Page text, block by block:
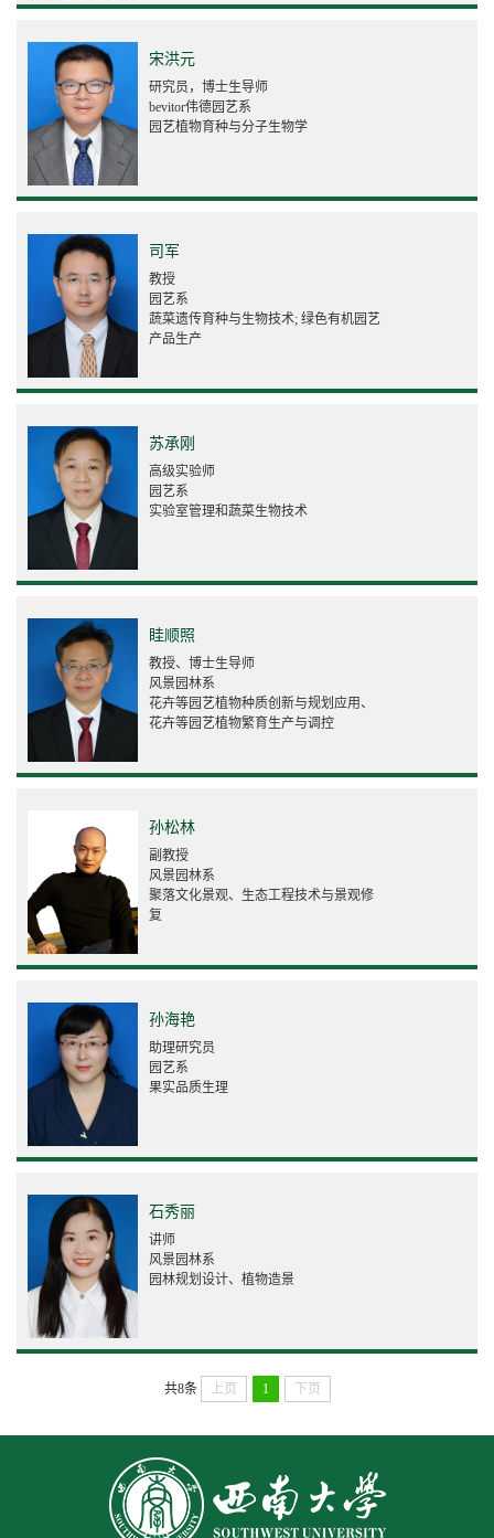
宋洪元
研究员，博士生导师
bevitor伟德园艺系
园艺植物育种与分子生物学
司军
教授
园艺系
蔬菜遗传育种与生物技术; 绿色有机园艺
产品生产
苏承刚
高级实验师
园艺系
实验室管理和蔬菜生物技术
眭顺照
教授、博士生导师
风景园林系
花卉等园艺植物种质创新与规划应用、
花卉等园艺植物繁育生产与调控
孙松林
副教授
风景园林系
聚落文化景观、生态工程技术与景观修
复
孙海艳
助理研究员
园艺系
果实品质生理
石秀丽
讲师
风景园林系
园林规划设计、植物造景
共8条 上页 1 下页